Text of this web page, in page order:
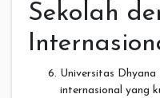
Sekolah
Universitas Dhyana
internasional yang